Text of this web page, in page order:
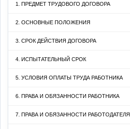
1. ПРЕДМЕТ ТРУДОВОГО ДОГОВОРА
2. ОСНОВНЫЕ ПОЛОЖЕНИЯ
3. СРОК ДЕЙСТВИЯ ДОГОВОРА
4. ИСПЫТАТЕЛЬНЫЙ СРОК
5. УСЛОВИЯ ОПЛАТЫ ТРУДА РАБОТНИКА
6. ПРАВА И ОБЯЗАННОСТИ РАБОТНИКА
7. ПРАВА И ОБЯЗАННОСТИ РАБОТОДАТЕЛЯ